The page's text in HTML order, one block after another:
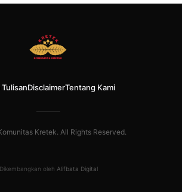
TulisanDisclaimerTentang Kami
Kretek. All Rights Reserved.
Dikembangkan oleh Alifbata Digital